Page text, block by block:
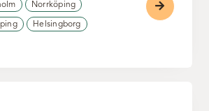
Norrköping
Helsingborg